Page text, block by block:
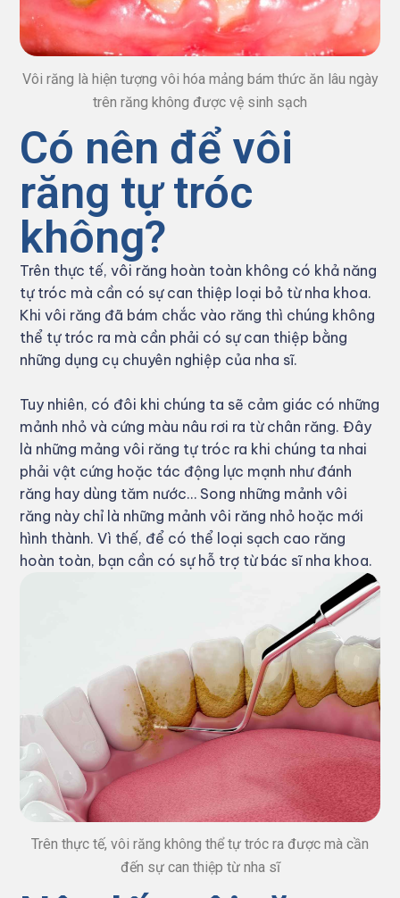
Vôi răng là hiện tượng vôi hóa mảng bám thức ăn lâu ngày
trên răng không được vệ sinh sạch
Có nên để vôi
răng tự tróc
không?
Trên thực tế, vôi răng hoàn toàn không có khả năng
tự tróc mà cần có sự can thiệp loại bỏ từ nha khoa.
Khi vôi răng đã bám chắc vào răng thì chúng không
thể tự tróc ra mà cần phải có sự can thiệp bằng
những dụng cụ chuyên nghiệp của nha sĩ.
Tuy nhiên, có đôi khi chúng ta sẽ cảm giác có những
mảnh nhỏ và cứng màu nâu rơi ra từ chân răng. Đây
là những mảng vôi răng tự tróc ra khi chúng ta nhai
phải vật cứng hoặc tác động lực mạnh như đánh
răng hay dùng tăm nước… Song những mảnh vôi
răng này chỉ là những mảnh vôi răng nhỏ hoặc mới
hình thành. Vì thế, để có thể loại sạch cao răng
hoàn toàn, bạn cần có sự hỗ trợ từ bác sĩ nha khoa.
Trên thực tế, vôi răng không thể tự tróc ra được mà cần
đến sự can thiệp từ nha sĩ